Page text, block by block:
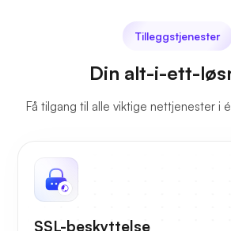
Tilleggstjenester
Din alt-i-ett-
Få tilgang til alle viktige nettjenester i
SSL-beskyttelse